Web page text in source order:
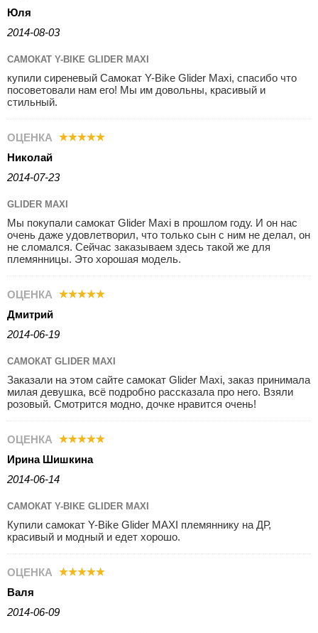
Юля
2014-08-03
САМОКАТ Y-BIKE GLIDER MAXI
купили сиреневый Самокат Y-Bike Glider Maxi, спасибо что
посоветовали нам его! Мы им довольны, красивый и
стильный.
ОЦЕНКА
Николай
2014-07-23
GLIDER MAXI
Мы покупали самокат Glider Maxi в прошлом году. И он нас
очень даже удовлетворил, что только сын с ним не делал, он
не сломался. Сейчас заказываем здесь такой же для
племянницы. Это хорошая модель.
ОЦЕНКА
Дмитрий
2014-06-19
САМОКАТ GLIDER MAXI
Заказали на этом сайте самокат Glider Maxi, заказ принимала
милая девушка, всё подробно рассказала про него. Взяли
розовый. Смотрится модно, дочке нравится очень!
ОЦЕНКА
Ирина Шишкина
2014-06-14
САМОКАТ Y-BIKE GLIDER MAXI
Купили самокат Y-Bike Glider MAXI племяннику на ДР,
красивый и модный и едет хорошо.
ОЦЕНКА
Валя
2014-06-09